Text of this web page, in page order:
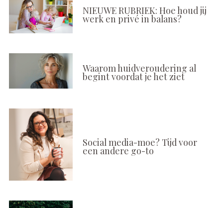
NIEUWE RUBRIEK: Hoe houd jij
werk en privé in balans?
Waarom huidveroudering al
begint voordat je het ziet
Social media-moe? Tijd voor
een andere go-to